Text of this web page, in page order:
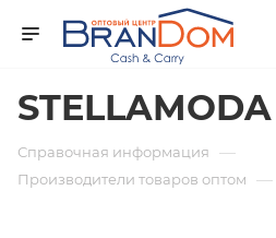
STELLAMODA
Справочная информация —
Производители товаров оптом —